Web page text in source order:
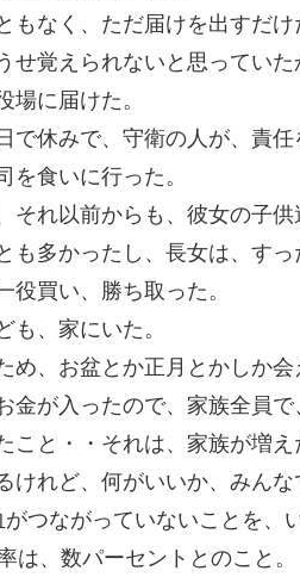
もなく、ただ届けを出すだ
せ覚えられないと思っていた
場に届けた。
で休みで、守衛の人が、責
を食いに行った。
それ以前からも、彼女の子
も多かったし、長女は、すっ
役買い、勝ち取った。
も、家にいた。
め、お盆とか正月とかしか
金が入ったので、家族全員で
こと・・それは、家族が増え
けれど、何がいいか、みん
つながっていないことを、
は、数パーセントとのこと。